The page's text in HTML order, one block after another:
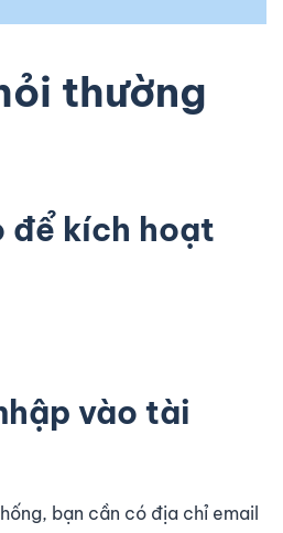
thường
để kích hoạt
vào tài
bạn cần có địa chỉ email